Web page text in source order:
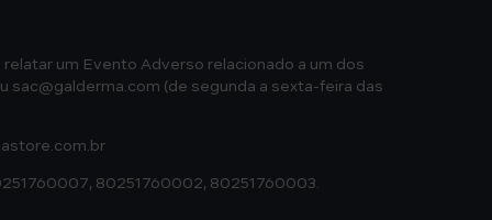
um Evento Adverso relacionado a um dos
sac@galderma.com (de segunda a sexta-feira das
80251760002, 80251760003.